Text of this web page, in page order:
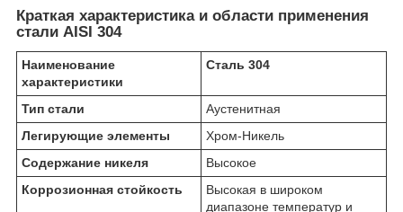
Краткая характеристика и области применения
стали AISI 304
Наименование
характеристики
Сталь 304
Тип стали
Аустенитная
Легирующие элементы
Хром-Никель
Содержание никеля
Высокое
Коррозионная стойкость
Высокая в широком
диапазоне температур и